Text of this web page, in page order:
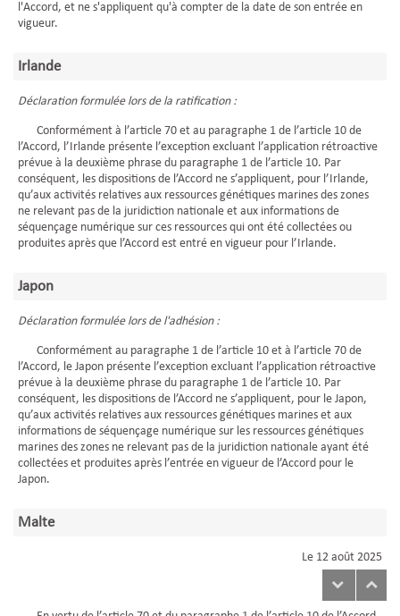
l'Accord, et ne s'appliquent qu'à compter de la date de son entrée en
vigueur.
Irlande
Déclaration formulée lors de la ratification :
Conformément à l’article 70 et au paragraphe 1 de l’article 10 de
l’Accord, l’Irlande présente l’exception excluant l’application rétroactive
prévue à la deuxième phrase du paragraphe 1 de l’article 10. Par
conséquent, les dispositions de l’Accord ne s’appliquent, pour l’Irlande,
qu’aux activités relatives aux ressources génétiques marines des zones
ne relevant pas de la juridiction nationale et aux informations de
séquençage numérique sur ces ressources qui ont été collectées ou
produites après que l’Accord est entré en vigueur pour l’Irlande.
Japon
Déclaration formulée lors de l'adhésion :
Conformément au paragraphe 1 de l’article 10 et à l’article 70 de
l’Accord, le Japon présente l’exception excluant l’application rétroactive
prévue à la deuxième phrase du paragraphe 1 de l’article 10. Par
conséquent, les dispositions de l’Accord ne s’appliquent, pour le Japon,
qu’aux activités relatives aux ressources génétiques marines et aux
informations de séquençage numérique sur les ressources génétiques
marines des zones ne relevant pas de la juridiction nationale ayant été
collectées et produites après l’entrée en vigueur de l’Accord pour le
Japon.
Malte
Le 12 août 2025